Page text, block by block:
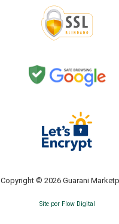
Copyright © 2026 Guarani
Site por Flow Digital